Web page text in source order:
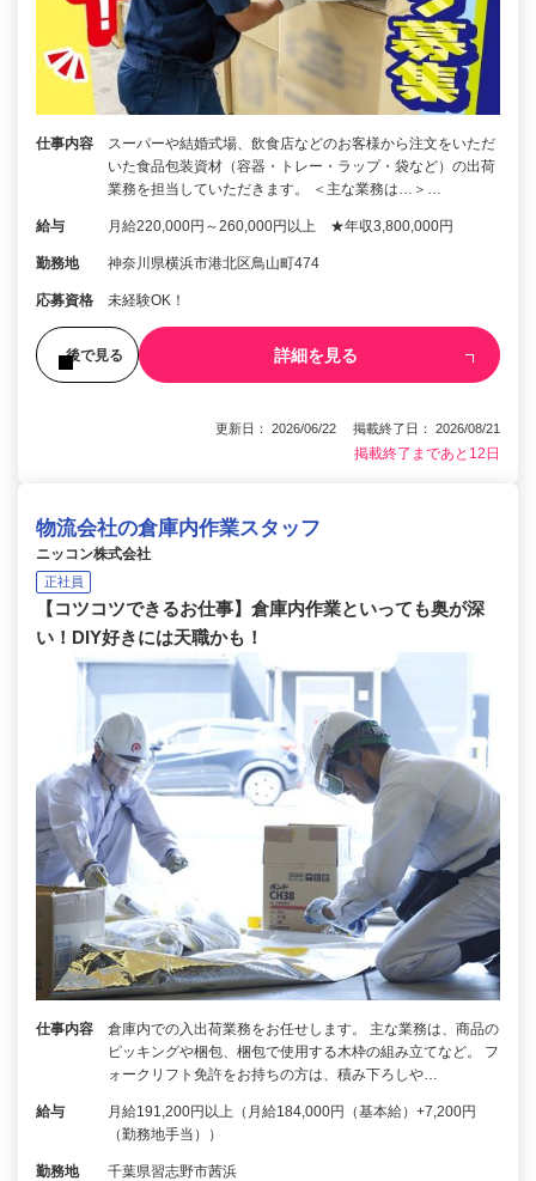
仕事内容
スーパーや結婚式場、飲食店などのお客様から注文をいただ
いた食品包装資材（容器・トレー・ラップ・袋など）の出荷
業務を担当していただきます。 ＜主な業務は…＞…
給与 月給220,000円～260,000円以上 ★年収3,800,000円
勤務地 神奈川県横浜市港北区鳥山町474
応募資格 未経験OK！
後で見る 詳細を見る
更新日： 2026/06/22 掲載終了日： 2026/08/21
掲載終了まであと12日
物流会社の倉庫内作業スタッフ
ニッコン株式会社
正社員
【コツコツできるお仕事】倉庫内作業といっても奥が深
い！DIY好きには天職かも！
仕事内容
倉庫内での入出荷業務をお任せします。 主な業務は、商品の
ピッキングや梱包、梱包で使用する木枠の組み立てなど。 フ
ォークリフト免許をお持ちの方は、積み下ろしや…
給与
月給191,200円以上（月給184,000円（基本給）+7,200円
（勤務地手当））
勤務地 千葉県習志野市茜浜